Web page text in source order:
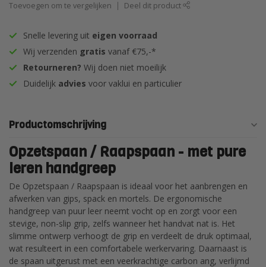
Toevoegen om te vergelijken Deel dit product
Snelle levering uit eigen voorraad
Wij verzenden gratis vanaf €75,-*
Retourneren? Wij doen niet moeilijk
Duidelijk advies voor vaklui en particulier
Productomschrijving
Opzetspaan / Raapspaan - met pure
leren handgreep
De Opzetspaan / Raapspaan is ideaal voor het aanbrengen en
afwerken van gips, spack en mortels. De ergonomische
handgreep van puur leer neemt vocht op en zorgt voor een
stevige, non-slip grip, zelfs wanneer het handvat nat is. Het
slimme ontwerp verhoogt de grip en verdeelt de druk optimaal,
wat resulteert in een comfortabele werkervaring. Daarnaast is
de spaan uitgerust met een veerkrachtige carbon ang, verlijmd